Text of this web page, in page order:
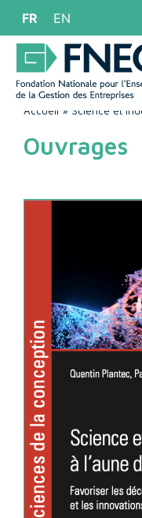
FR EN
Accueil » Science et
Ouvrages